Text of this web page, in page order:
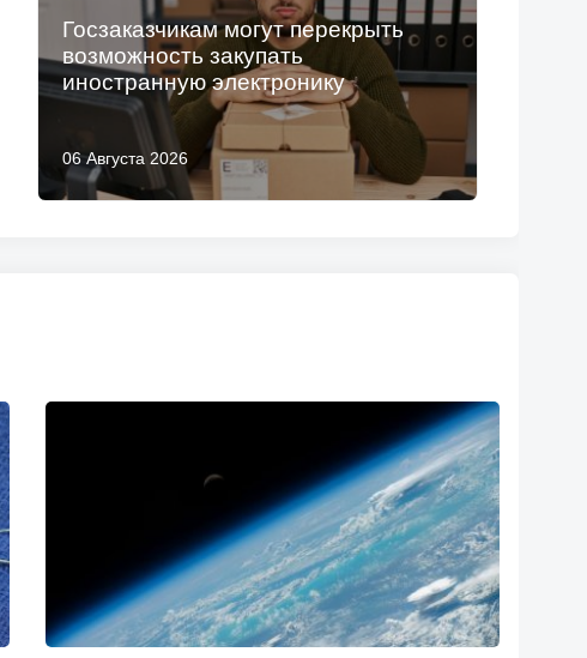
06 Августа 2026
Госзаказчикам могут перекрыть
возможность закупать
иностранную электронику